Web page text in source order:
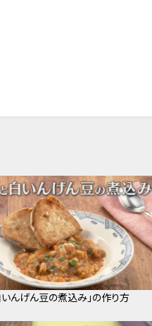
いんげん豆の煮込み」の作り方